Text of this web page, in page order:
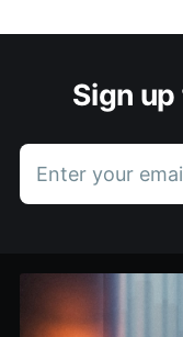
Sign
Enter your